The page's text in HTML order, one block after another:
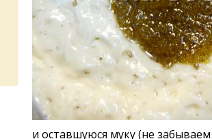
и оставшуюся муку (не забываем